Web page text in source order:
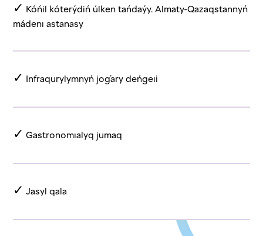
✓ Kóńil kóterýdiń úlken tańdaýy. Almaty-Qazaqstannyń
mádenı astanasy
✓ Infraqurylymnyń joǵary deńgeıi
✓ Gastronomıalyq jumaq
✓ Jasyl qala